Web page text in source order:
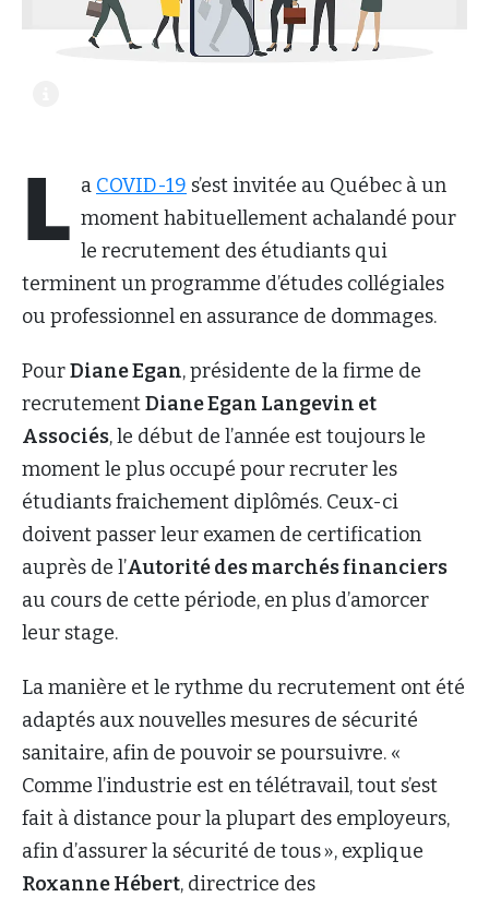
L a COVID-19 s’est invitée au Québec à un
moment habituellement achalandé pour
le recrutement des étudiants qui
terminent un programme d’études collégiales
ou professionnel en assurance de dommages.
PourDiane Egan, présidente de la firme de
recrutementDiane Egan Langevin et
Associés, le début de l’année est toujours le
moment le plus occupé pour recruter les
étudiants fraichement diplômés. Ceux-ci
doivent passer leur examen de certification
auprès de l’Autorité des marchés financiers
au cours de cette période, en plus d’amorcer
leur stage.
La manière et le rythme du recrutement ont été
adaptés aux nouvelles mesures de sécurité
sanitaire, afin de pouvoir se poursuivre. «
Comme l’industrie est en télétravail, tout s’est
fait à distance pour la plupart des employeurs,
afin d’assurer la sécurité de tous », explique
Roxanne Hébert, directrice des